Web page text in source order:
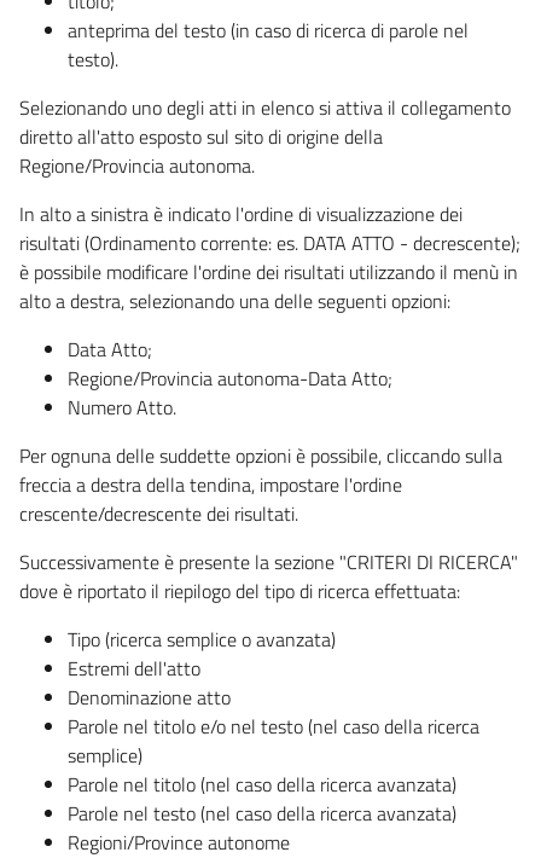
anteprima del testo (in caso di ricerca di parole nel
testo).
Selezionando uno degli atti in elenco si attiva il collegamento
diretto all'atto esposto sul sito di origine della
Regione/Provincia autonoma.
In alto a sinistra è indicato l'ordine di visualizzazione dei
risultati (Ordinamento corrente: es. DATA ATTO - decrescente);
è possibile modificare l'ordine dei risultati utilizzando il menù in
alto a destra, selezionando una delle seguenti opzioni:
Data Atto;
Regione/Provincia autonoma-Data Atto;
Numero Atto.
Per ognuna delle suddette opzioni è possibile, cliccando sulla
freccia a destra della tendina, impostare l'ordine
crescente/decrescente dei risultati.
Successivamente è presente la sezione "CRITERI DI RICERCA"
dove è riportato il riepilogo del tipo di ricerca effettuata:
Tipo (ricerca semplice o avanzata)
Estremi dell'atto
Denominazione atto
Parole nel titolo e/o nel testo (nel caso della ricerca
semplice)
Parole nel titolo (nel caso della ricerca avanzata)
Parole nel testo (nel caso della ricerca avanzata)
Regioni/Province autonome